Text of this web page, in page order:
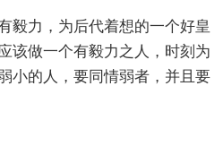
毅力，为后代着想的一个好皇
该做一个有毅力之人，时刻为
小的人，要同情弱者，并且要